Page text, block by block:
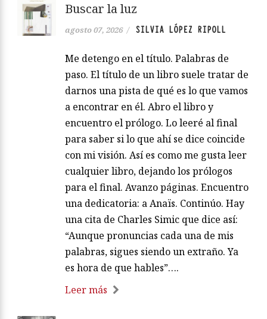
Buscar la luz
agosto 07, 2026 / SILVIA LÓPEZ RIPOLL
Me detengo en el título. Palabras de
paso. El título de un libro suele tratar de
darnos una pista de qué es lo que vamos
a encontrar en él. Abro el libro y
encuentro el prólogo. Lo leeré al final
para saber si lo que ahí se dice coincide
con mi visión. Así es como me gusta leer
cualquier libro, dejando los prólogos
para el final. Avanzo páginas. Encuentro
una dedicatoria: a Anaïs. Continúo. Hay
una cita de Charles Simic que dice así:
“Aunque pronuncias cada una de mis
palabras, sigues siendo un extraño. Ya
es hora de que hables”….
Leer más